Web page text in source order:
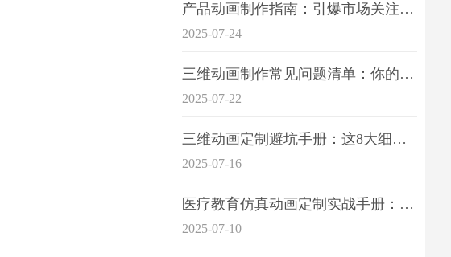
产品动画制作指南：引爆市场关注的视觉引擎
2025-07-24
三维动画制作常见问题清单：你的项目是否踩中这6大技术雷区？
2025-07-22
三维动画定制避坑手册：这8大细节重点关注
2025-07-16
医疗教育仿真动画定制实战手册：击破传统医学教育7大痛点
2025-07-10